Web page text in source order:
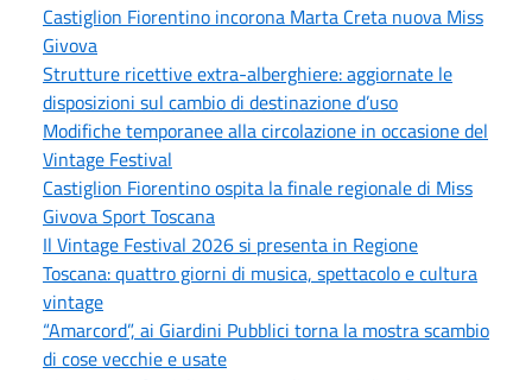
Castiglion Fiorentino incorona Marta Creta nuova Miss
Givova
Strutture ricettive extra-alberghiere: aggiornate le
disposizioni sul cambio di destinazione d’uso
Modifiche temporanee alla circolazione in occasione del
Vintage Festival
Castiglion Fiorentino ospita la finale regionale di Miss
Givova Sport Toscana
Il Vintage Festival 2026 si presenta in Regione
Toscana: quattro giorni di musica, spettacolo e cultura
vintage
“Amarcord”, ai Giardini Pubblici torna la mostra scambio
di cose vecchie e usate